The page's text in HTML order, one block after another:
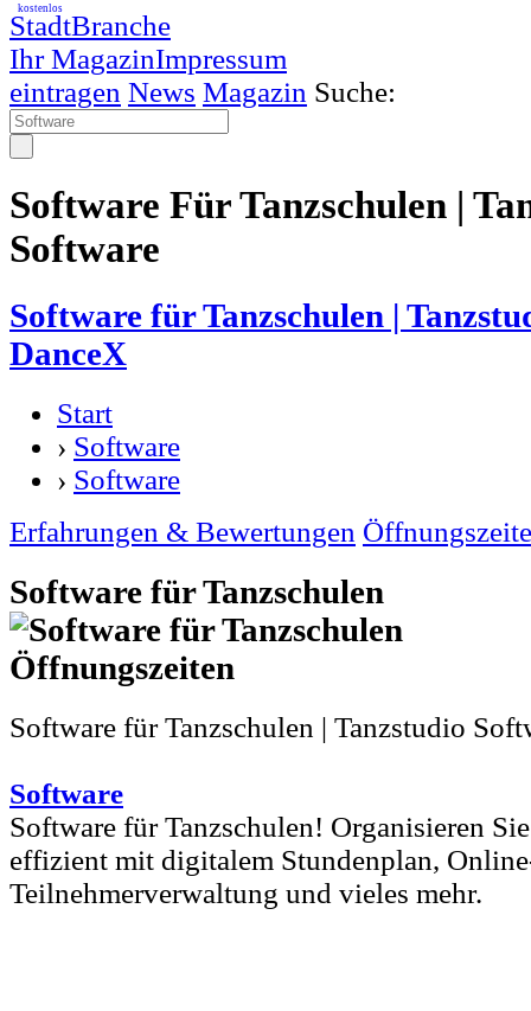
StadtBranche
Ihr MagazinImpressum
kostenlos
eintragen News Magazin Suche:
Software Für Tanzschulen |
Software
Software für Tanzschulen |
DanceX
Start
› Software
› Software
Erfahrungen & Bewertungen
Software für Tanzschulen
Software für Tanzschulen | Tanzstudio
Software
Software für Tanzschulen! Organisieren
effizient mit digitalem Stundenplan,
Teilnehmerverwaltung und vieles mehr.